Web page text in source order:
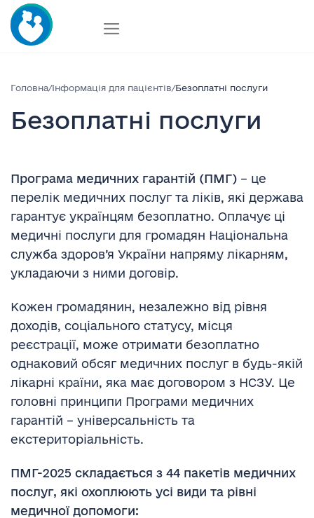
Skip
to
content
Головна/Інформація для пацієнтів/Безоплатні послуги
Безоплатні послуги
Програма медичних гарантій (ПМГ) – це
перелік медичних послуг та ліків, які держава
гарантує українцям безоплатно. Оплачує ці
медичні послуги для громадян Національна
служба здоров’я України напряму лікарням,
укладаючи з ними договір.
Кожен громадянин, незалежно від рівня
доходів, соціального статусу, місця
реєстрації, може отримати безоплатно
однаковий обсяг медичних послуг в будь-якій
лікарні країни, яка має договором з НСЗУ. Це
головні принципи Програми медичних
гарантій – універсальність та
екстериторіальність.
ПМГ-2025 складається з 44 пакетів медичних
послуг, які охоплюють усі види та рівні
медичної допомоги: